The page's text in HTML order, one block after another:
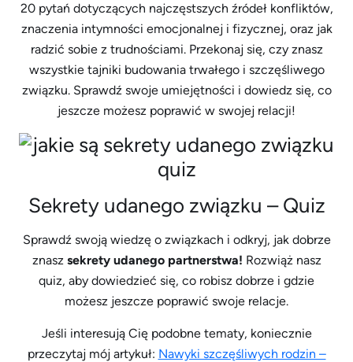
20 pytań dotyczących najczęstszych źródeł konfliktów,
znaczenia intymności emocjonalnej i fizycznej, oraz jak
radzić sobie z trudnościami. Przekonaj się, czy znasz
wszystkie tajniki budowania trwałego i szczęśliwego
związku. Sprawdź swoje umiejętności i dowiedz się, co
jeszcze możesz poprawić w swojej relacji!
Sekrety udanego związku – Quiz
Sprawdź swoją wiedzę o związkach i odkryj, jak dobrze
znasz sekrety udanego partnerstwa! Rozwiąż nasz
quiz, aby dowiedzieć się, co robisz dobrze i gdzie
możesz jeszcze poprawić swoje relacje.
Jeśli interesują Cię podobne tematy, koniecznie
przeczytaj mój artykuł: Nawyki szczęśliwych rodzin –